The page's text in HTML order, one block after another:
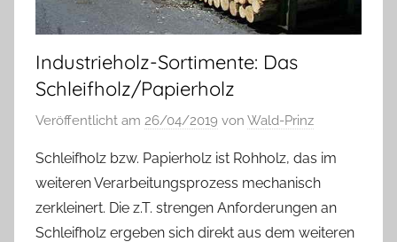
Industrieholz-Sortimente: Das
Schleifholz/Papierholz
Veröffentlicht am 26/04/2019 von Wald-Prinz
Schleifholz bzw. Papierholz ist Rohholz, das im
weiteren Verarbeitungsprozess mechanisch
zerkleinert. Die z.T. strengen Anforderungen an
Schleifholz ergeben sich direkt aus dem weiteren